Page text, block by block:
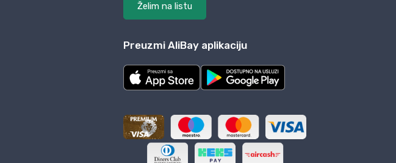
Želim na listu
Preuzmi AliBay aplikaciju